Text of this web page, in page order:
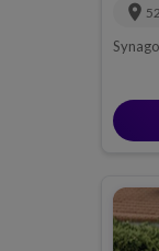
location_on